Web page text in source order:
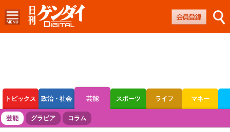
トピックス 政治・社会 芸能 スポーツ ライフ マネー
ボートレース 競輪 オートレース
芸能 グラビア コラム